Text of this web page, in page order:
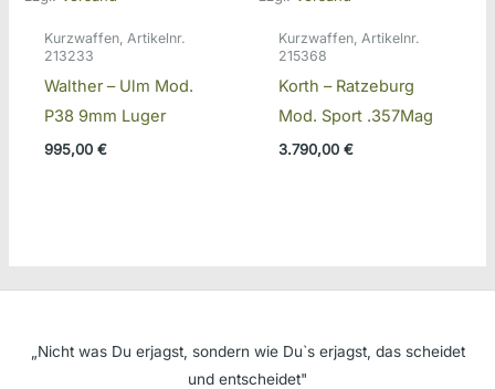
Kurzwaffen, Artikelnr.
213233
Walther – Ulm Mod.
P38 9mm Luger
995,00 €
Kurzwaffen, Artikelnr.
215368
Korth – Ratzeburg
Mod. Sport .357Mag
3.790,00 €
„Nicht was Du erjagst, sondern wie Du`s erjagst, das scheidet
und entscheidet"